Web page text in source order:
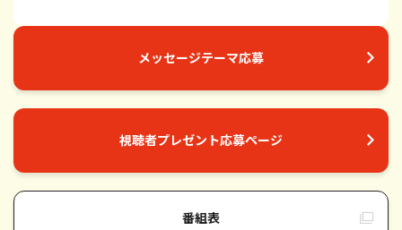
メッセージテーマ応募
視聴者プレゼント応募ページ
番組表